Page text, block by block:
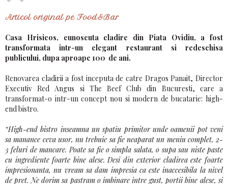
Articol original pe Food&Bar
Casa Hrisicos, cunoscuta cladire din Piata Ovidiu, a fost
transformata intr-un elegant restaurant si redeschisa
publicului, dupa aproape 100 de ani.
Renovarea cladirii a fost inceputa de catre Dragos Panait, Director
Executiv Red Angus si The Beef Club din Bucuresti, care a
transformat-o intr-un concept nou si modern de bucatarie: high-
end bistro.
“High-end bistro inseamna un spatiu primitor unde oamenii pot veni
sa manance ceva usor, nu trebuie sa fie neaparat un meniu complet, 2-
3 feluri de mancare. Poate sa fie o simpla salata, o supa sau niste paste
cu ingrediente foarte bine alese. Desi din exterior cladirea este foarte
impresionanta, nu vream sa dam impresia ca este inaccesibila la nivel
de pret. Ne dorim sa pastram o imbinare intre gust, portii bine alese, si